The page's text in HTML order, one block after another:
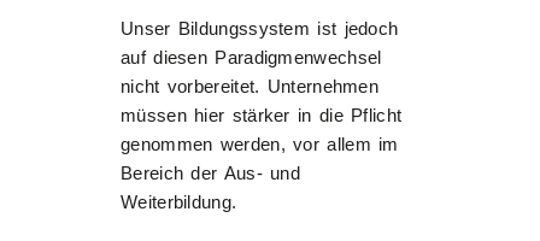
Unser Bildungssystem ist jedoch
auf diesen Paradigmenwechsel
nicht vorbereitet. Unternehmen
müssen hier stärker in die Pflicht
genommen werden, vor allem im
Bereich der Aus- und
Weiterbildung.